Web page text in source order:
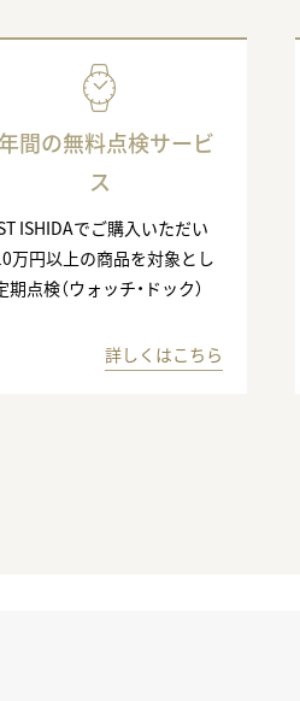
間の無料点検サービ
ス
ISHIDAでご購入いただい
万円以上の商品を対象とし
期点検（ウォッチ・ドック）
詳しくはこちら